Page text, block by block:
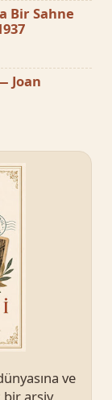
Bir Sahne
Joan
ve